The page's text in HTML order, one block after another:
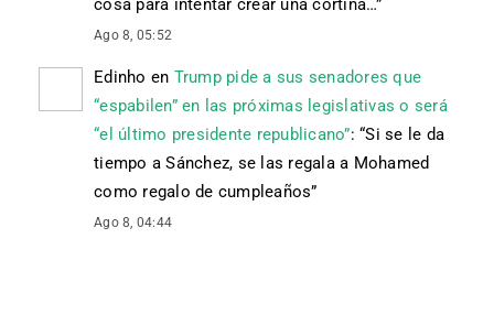
cosa para intentar crear una cortina…”
Ago 8, 05:52
Edinho en Trump pide a sus senadores que
“espabilen” en las próximas legislativas o será
“el último presidente republicano”: “Si se le da
tiempo a Sánchez, se las regala a Mohamed
como regalo de cumpleaños”
Ago 8, 04:44